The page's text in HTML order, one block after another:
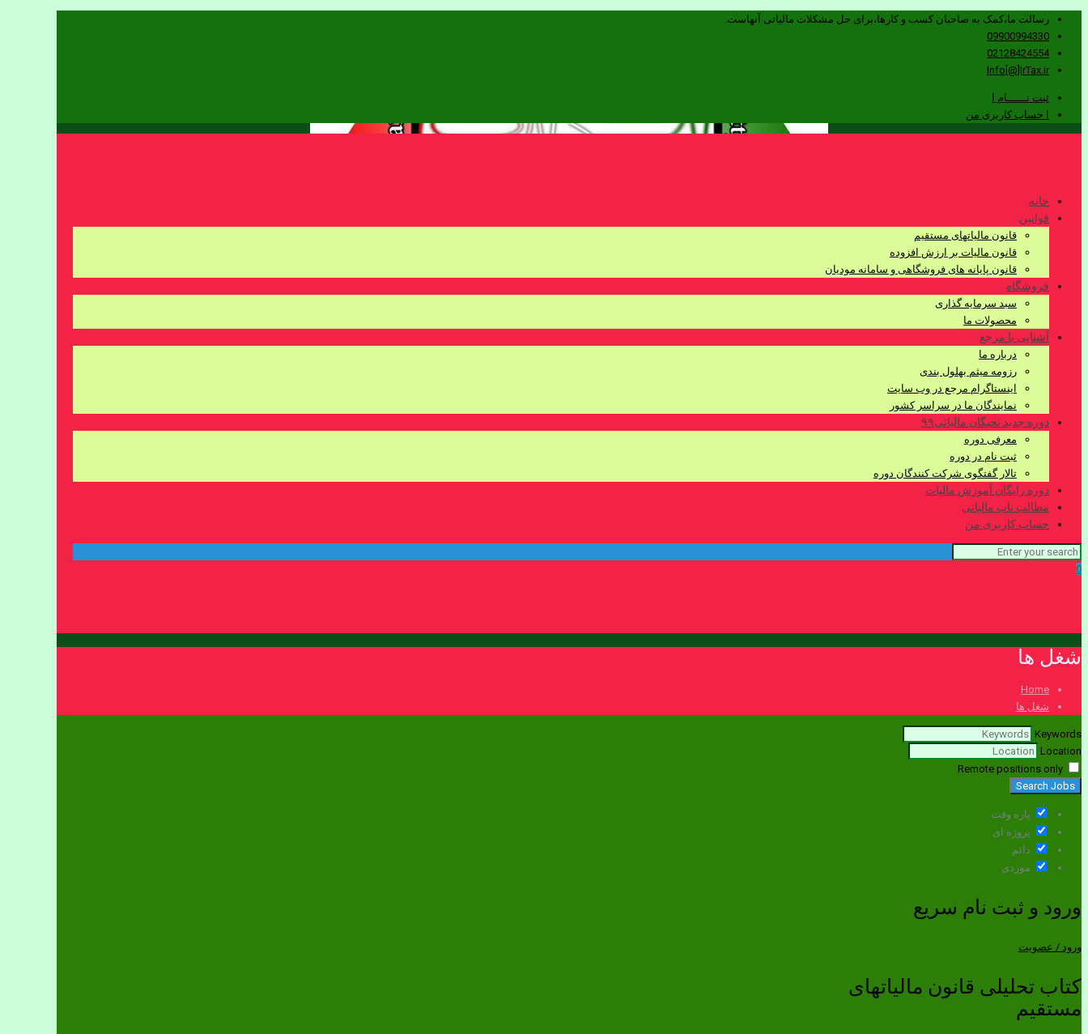
رسالت ما،کمک به صاحبان کسب و کارها،برای حل مشکلات مالیاتی آنهاست.
09900994330
02128424554
Info[@]IrTax.ir
ثبت نــــــام ا
ا حساب کاربری من
خانه
قوانین
قانون مالیاتهای مستقیم
قانون مالیات بر ارزش افزوده
قانون پایانه های فروشگاهی و سامانه مودیان
فروشگاه
سبد سرمایه گذاری
محصولات ما
آشنایی با مرجع
درباره ما
رزومه میثم بهلول بندی
اینستاگرام مرجع در وب سایت
نمایندگان ما در سراسر کشور
دوره جدید نخبگان مالیاتی۹۹
معرفی دوره
ثبت نام در دوره
تالار گفتگوی شرکت کنندگان دوره
دوره رایگان آموزش مالیات
مطالب ناب مالیاتی
حساب کاربری من
0
شغل ها
Home
شغل ها
Keywords
Location
Remote positions only
پاره وقت
پروژه ای
دائم
موردی
ورود و ثبت نام سریع
ورود / عضویت
کتاب تحلیلی قانون مالیاتهای
مستقیم